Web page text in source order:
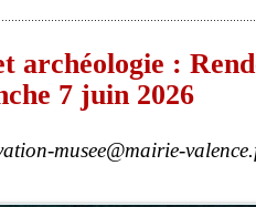
archéologie :
7 juin 2026
musee@mairie-